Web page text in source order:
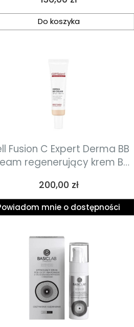
7ml
Do koszyka
Fusion C Expert Derma BB
regenerujący krem BB
Cena
200,00 zł
mnie o dostępności